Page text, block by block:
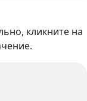
кликните на